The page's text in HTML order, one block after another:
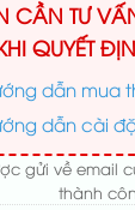
CẦN TƯ
QUYẾT
dẫn mua
dẫn cài
gửi về email
thành